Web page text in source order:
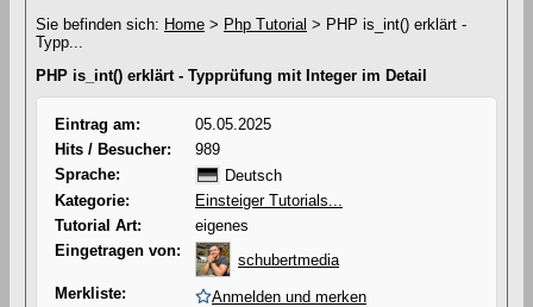
Sie befinden sich: Home > Php Tutorial > PHP is_int() erklärt -
Typp...
PHP is_int() erklärt - Typprüfung mit Integer im Detail
Eintrag am:
05.05.2025
Hits / Besucher:
989
Sprache:
Deutsch
Kategorie:
Einsteiger Tutorials...
Tutorial Art:
eigenes
Eingetragen von:
schubertmedia
Merkliste:
Anmelden und merken